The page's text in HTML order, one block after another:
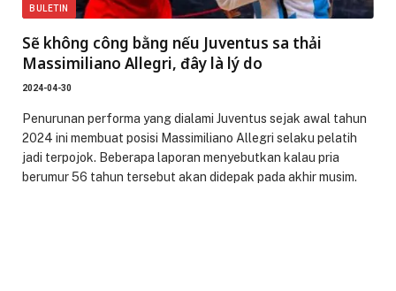
BULETIN
Sẽ không công bằng nếu Juventus sa thải
Massimiliano Allegri, đây là lý do
2024-04-30
Penurunan performa yang dialami Juventus sejak awal tahun
2024 ini membuat posisi Massimiliano Allegri selaku pelatih
jadi terpojok. Beberapa laporan menyebutkan kalau pria
berumur 56 tahun tersebut akan didepak pada akhir musim.